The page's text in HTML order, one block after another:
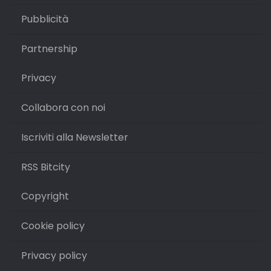
Pubblicità
Partnership
Privacy
Collabora con noi
Iscriviti alla Newsletter
RSS Bitcity
Copyright
Cookie policy
Privacy policy